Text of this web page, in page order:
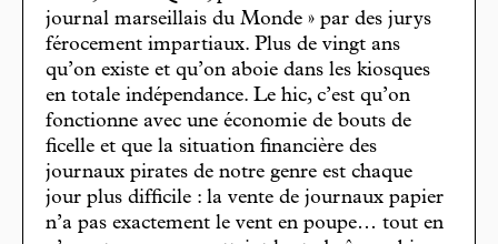
journal marseillais du Monde » par des jurys
férocement impartiaux. Plus de vingt ans
qu’on existe et qu’on aboie dans les kiosques
en totale indépendance. Le hic, c’est qu’on
fonctionne avec une économie de bouts de
ficelle et que la situation financière des
journaux pirates de notre genre est chaque
jour plus difficile : la vente de journaux papier
n’a pas exactement le vent en poupe… tout en